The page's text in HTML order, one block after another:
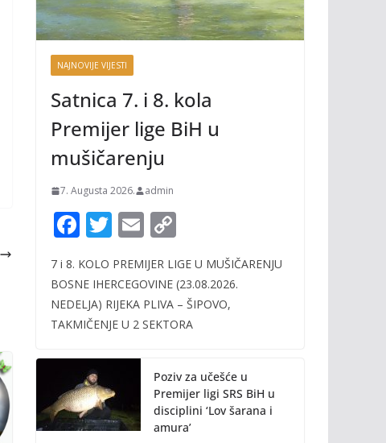
NAJNOVIJE VIJESTI
Satnica 7. i 8. kola
Premijer lige BiH u
mušičarenju
7. Augusta 2026. admin
F
e
b
o
o
k
T
itt
er
E
ai
l
p
y
Li
k
7 i 8. KOLO PREMIJER LIGE U MUŠIČARENJU
BOSNE IHERCEGOVINE (23.08.2026.
NEDELJA) RIJEKA PLIVA – ŠIPOVO,
TAKMIČENJE U 2 SEKTORA
Poziv za učešće u
Premijer ligi SRS BiH u
disciplini ‘Lov šarana i
amura’